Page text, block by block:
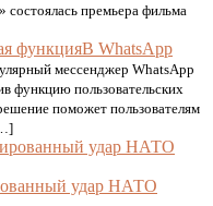
премьера фильма
В WhatsApp
мессенджер WhatsApp
функцию пользовательских
поможет пользователям
удар НАТО